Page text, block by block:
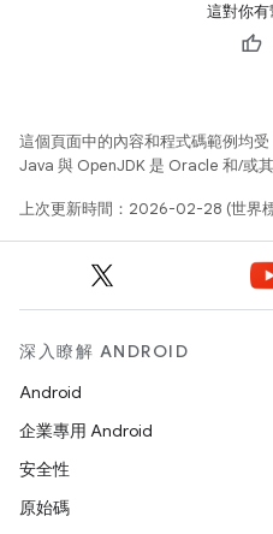
這對你有
這個頁面中的內容和程式碼範例均受
Java 與 OpenJDK 是 Oracle 和/或
上次更新時間：2026-02-28 (世界標
深入瞭解 ANDROID
Android
企業專用 Android
安全性
原始碼